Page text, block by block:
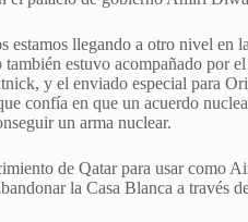
estamos llegando a otro nivel
estuvo acompañado por
y el enviado especial para
confía en que un acuerdo
un arma nuclear.
de Qatar para usar como
la Casa Blanca a través